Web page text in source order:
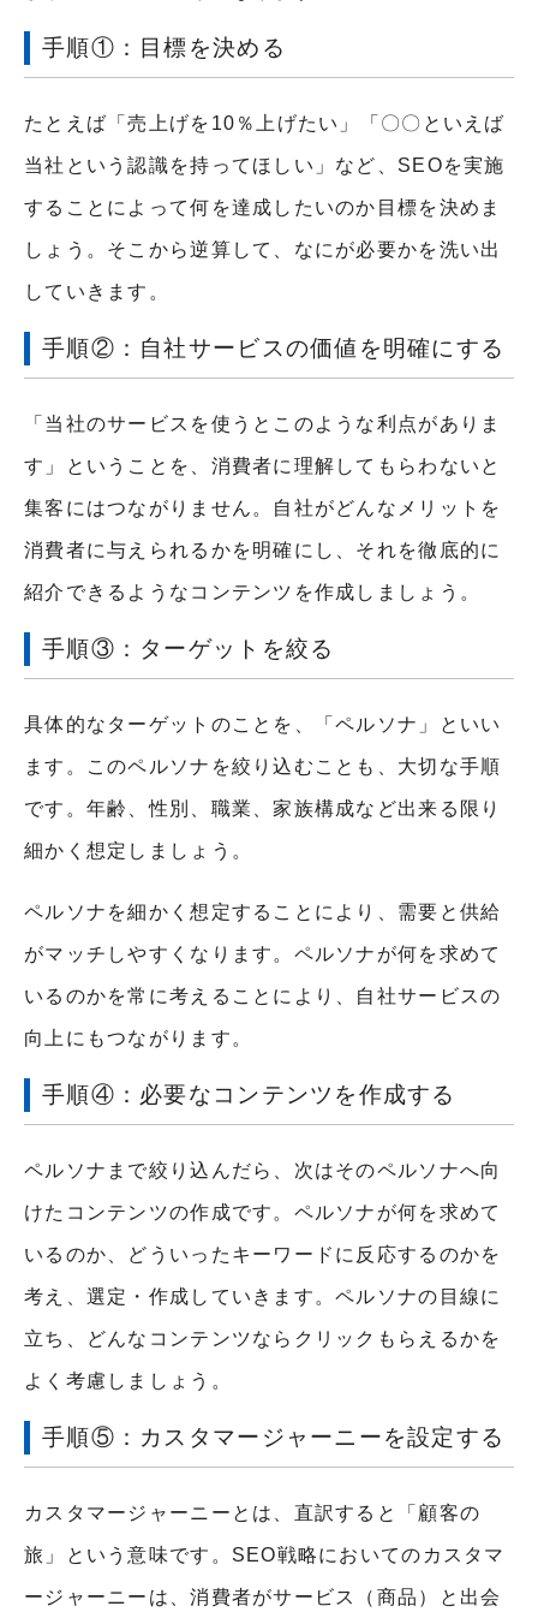
手順①：目標を決める
たとえば「売上げを10％上げたい」「〇〇といえば
当社という認識を持ってほしい」など、SEOを実施
することによって何を達成したいのか目標を決めま
しょう。そこから逆算して、なにが必要かを洗い出
していきます。
手順②：自社サービスの価値を明確にする
「当社のサービスを使うとこのような利点がありま
す」ということを、消費者に理解してもらわないと
集客にはつながりません。自社がどんなメリットを
消費者に与えられるかを明確にし、それを徹底的に
紹介できるようなコンテンツを作成しましょう。
手順③：ターゲットを絞る
具体的なターゲットのことを、「ペルソナ」といい
ます。このペルソナを絞り込むことも、大切な手順
です。年齢、性別、職業、家族構成など出来る限り
細かく想定しましょう。
ペルソナを細かく想定することにより、需要と供給
がマッチしやすくなります。ペルソナが何を求めて
いるのかを常に考えることにより、自社サービスの
向上にもつながります。
手順④：必要なコンテンツを作成する
ペルソナまで絞り込んだら、次はそのペルソナへ向
けたコンテンツの作成です。ペルソナが何を求めて
いるのか、どういったキーワードに反応するのかを
考え、選定・作成していきます。ペルソナの目線に
立ち、どんなコンテンツならクリックもらえるかを
よく考慮しましょう。
手順⑤：カスタマージャーニーを設定する
カスタマージャーニーとは、直訳すると「顧客の
旅」という意味です。SEO戦略においてのカスタマ
ージャーニーは、消費者がサービス（商品）と出会